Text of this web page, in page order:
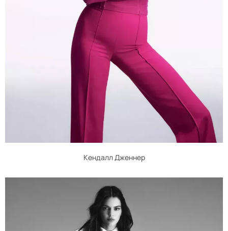
Кендалл Дженнер